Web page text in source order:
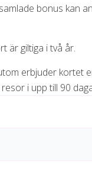
bonus kan
är giltiga i två år.
erbjuder kortet
i upp till 90